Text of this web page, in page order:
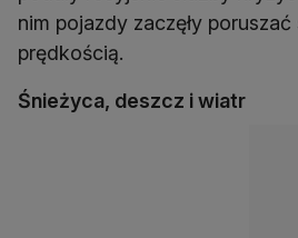
nim pojazdy zaczęły
prędkością.
Śnieżyca, deszcz i wiatr